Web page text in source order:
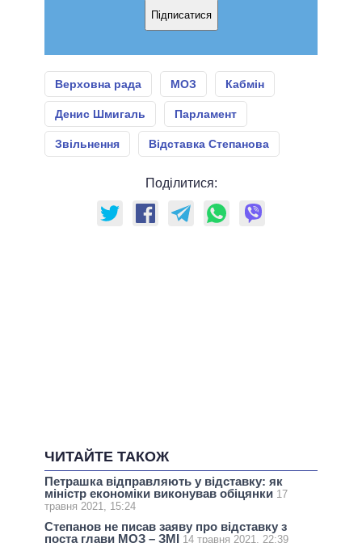
Підписатися
Верховна рада МОЗ Кабмін
Денис Шмигаль Парламент
Звільнення Відставка Степанова
Поділитися:
ЧИТАЙТЕ ТАКОЖ
Петрашка відправляють у відставку: як
міністр економіки виконував обіцянки 17
травня 2021, 15:24
Степанов не писав заяву про відставку з
поста глави МОЗ – ЗМІ 14 травня 2021, 22:39